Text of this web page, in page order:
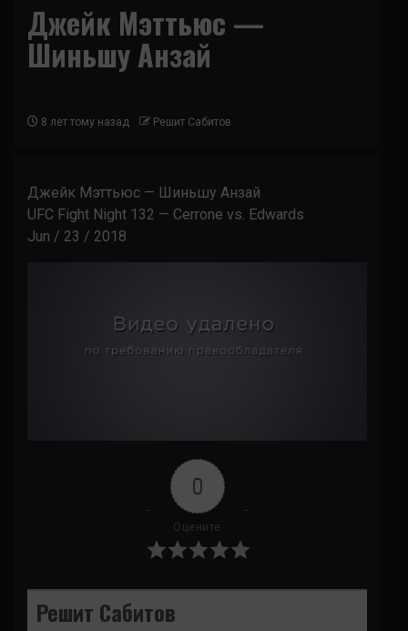
Джейк Мэттьюс —
Шиньшу Анзай
8 лет тому назад Решит Сабитов
Джейк Мэттьюс — Шиньшу Анзай
UFC Fight Night 132 — Cerrone vs. Edwards
Jun / 23 / 2018
0
Оцените
Решит Сабитов